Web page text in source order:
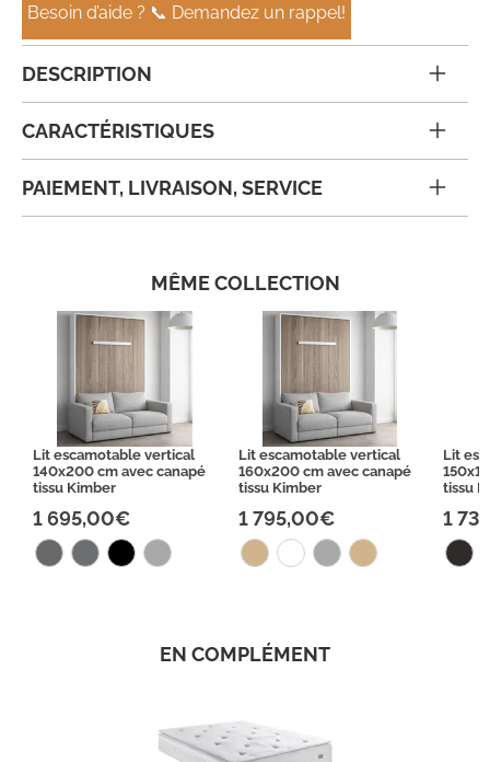
Besoin d’aide ? 📞 Demandez un rappel!
DESCRIPTION
CARACTÉRISTIQUES
PAIEMENT, LIVRAISON, SERVICE
MÊME COLLECTION
Lit escamotable vertical
140x200 cm avec canapé
tissu Kimber
1 695,00€
Lit escamotable vertical
160x200 cm avec canapé
tissu Kimber
1 795,00€
Lit
tissu
1
EN COMPLÉMENT